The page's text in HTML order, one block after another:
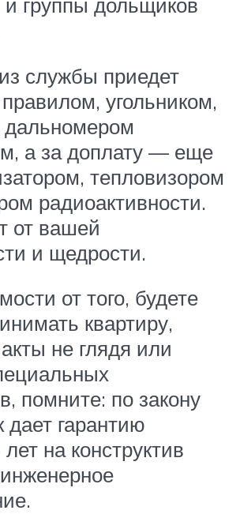
службы приедет
угольником,
а за доплату — еще
тепловизором
радиоактивности.
от вашей
и щедрости.
от того, будете
квартиру,
не глядя или
помните: по закону
дает гарантию
на конструктив